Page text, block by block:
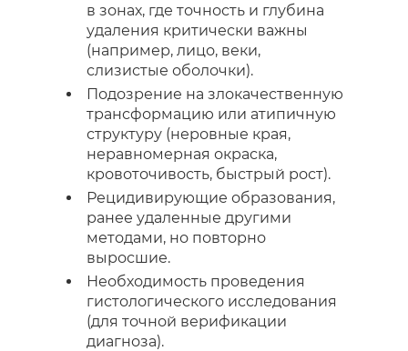
в зонах, где точность и глубина
удаления критически важны
(например, лицо, веки,
слизистые оболочки).
Подозрение на злокачественную
трансформацию или атипичную
структуру (неровные края,
неравномерная окраска,
кровоточивость, быстрый рост).
Рецидивирующие образования,
ранее удаленные другими
методами, но повторно
выросшие.
Необходимость проведения
гистологического исследования
(для точной верификации
диагноза).